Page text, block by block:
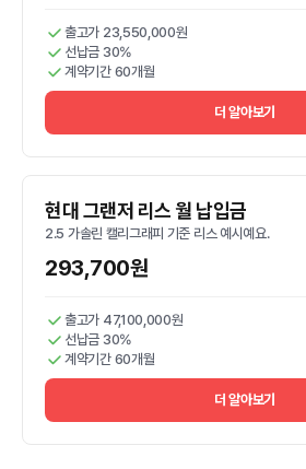
출고가 23,550,000원
선납금 30%
계약기간 60개월
더 알아보기
현대 그랜저 리스 월 납입금
2.5 가솔린 캘리그래피 기준 리스 예시예요.
293,700원
출고가 47,100,000원
선납금 30%
계약기간 60개월
더 알아보기